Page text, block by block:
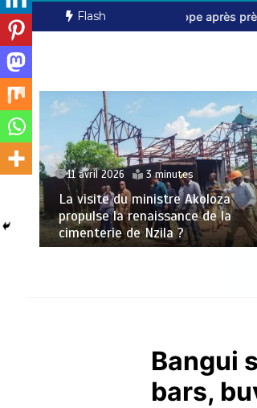
Flash
s’échappe après près de huit mois de
11 avril 2026 3 minutes
La visite du ministre Akoloza
propulse la renaissance de la
cimenterie de Nzila ?
Bangui
bars,